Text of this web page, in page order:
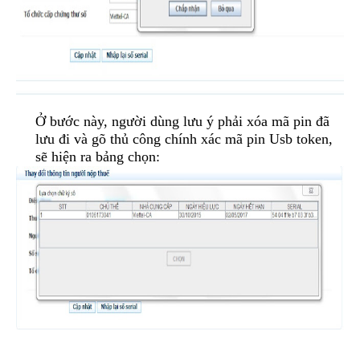
Ở bước này, người dùng lưu ý phải xóa mã pin đã
lưu đi và gõ thủ công chính xác mã pin Usb token,
sẽ hiện ra bảng chọn: